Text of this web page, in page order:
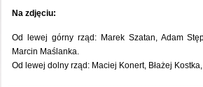
Na zdjęciu:
Od lewej górny rząd: Marek Szatan, Adam
Marcin Maślanka.
Od lewej dolny rząd: Maciej Konert, Błażej